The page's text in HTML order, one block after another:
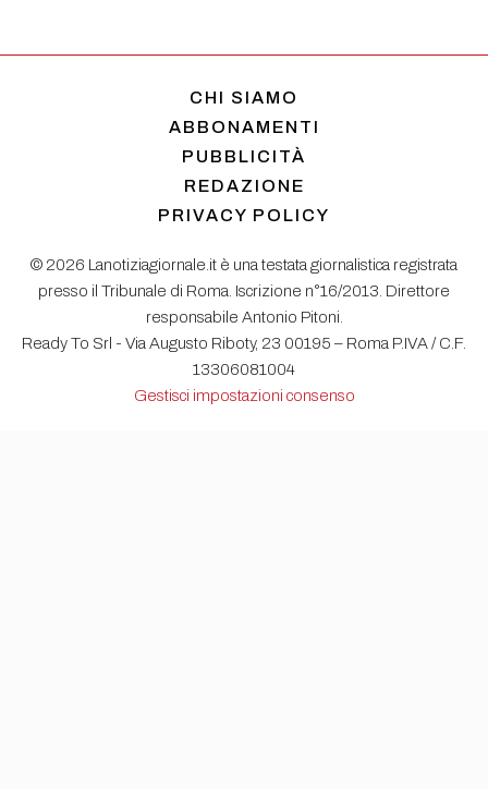
CHI SIAMO
ABBONAMENTI
PUBBLICITÀ
REDAZIONE
PRIVACY POLICY
© 2026 Lanotiziagiornale.it è una testata giornalistica registrata
presso il Tribunale di Roma. Iscrizione n°16/2013. Direttore
responsabile Antonio Pitoni.
Ready To Srl - Via Augusto Riboty, 23 00195 – Roma P.IVA / C.F.
13306081004
Gestisci impostazioni consenso